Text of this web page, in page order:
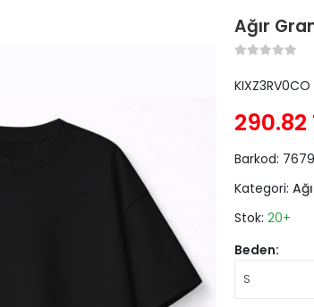
Ağır
KIXZ3RV0CO
290.82
Barkod:
Kategori:
Stok: 20+
Beden: